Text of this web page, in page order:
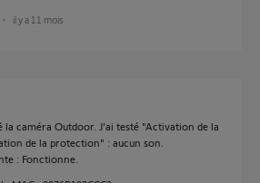
il y a 11 mois
la caméra Outdoor. J'ai testé "Activation de la
de la protection" : aucun son.
: Fonctionne.